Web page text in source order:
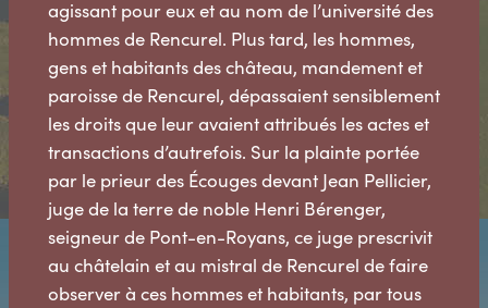
agissant pour eux et au nom de l’université des
hommes de Rencurel. Plus tard, les hommes,
gens et habitants des château, mandement et
paroisse de Rencurel, dépassaient sensiblement
les droits que leur avaient attribués les actes et
transactions d’autrefois. Sur la plainte portée
par le prieur des Écouges devant Jean Pellicier,
juge de la terre de noble Henri Bérenger,
seigneur de Pont-en-Royans, ce juge prescrivit
au châtelain et au mistral de Rencurel de faire
observer à ces hommes et habitants, par tous